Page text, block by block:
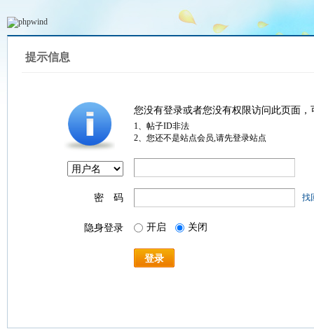
提示信息
您没有登录或者您没有权限访问此页面
1、帖子ID非法
2、您还不是站点会员,请先登录站点
密 码 找
隐身登录 开启 关闭
登录